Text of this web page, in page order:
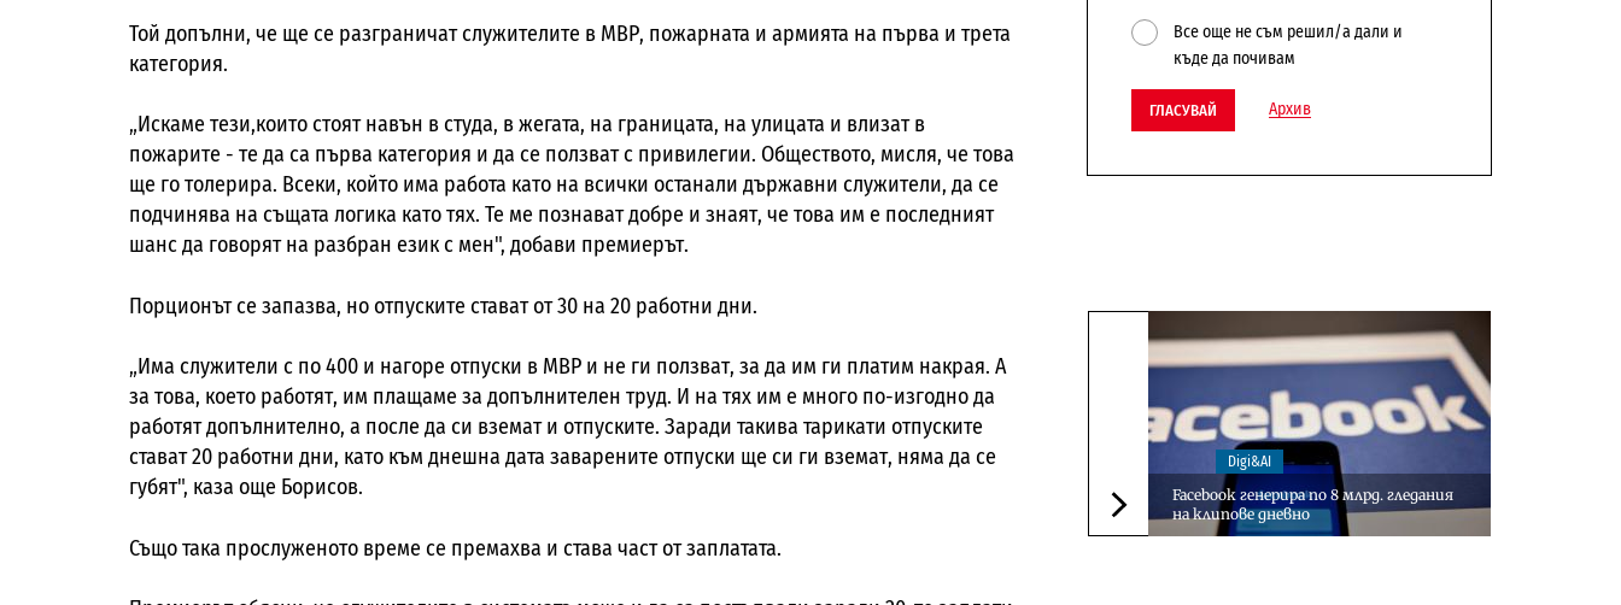
Той допълни, че ще се разграничат служителите в МВР, пожарната и армията на първа и трета
категория.
„Искаме тези,които стоят навън в студа, в жегата, на границата, на улицата и влизат в
пожарите - те да са първа категория и да се ползват с привилегии. Обществото, мисля, че това
ще го толерира. Всеки, който има работа като на всички останали държавни служители, да се
подчинява на същата логика като тях. Те ме познават добре и знаят, че това им е последният
шанс да говорят на разбран език с мен", добави премиерът.
Порционът се запазва, ноотпуските стават от 30 на 20 работни дни.
„Има служители с по 400 и нагоре отпуски в МВР и не ги ползват, за да им ги платим накрая. А
за това, което работят, им плащаме за допълнителен труд. И на тях им е много по-изгодно да
работят допълнително, а после да си вземат и отпуските. Заради такива тарикати отпуските
стават 20 работни дни, като към днешна дата заварените отпуски ще си ги вземат, няма да се
губят", каза още Борисов.
Също така прослуженото време се премахва и става част от заплатата.
Все още не съм решил/а дали и
къде да почивам
ГЛАСУВАЙ Архив
Следваща новина
Digi&AI
Facebook генерира по 8 млрд. гледания
на клипове дневно